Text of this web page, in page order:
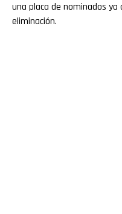
una placa de nominados
eliminación.